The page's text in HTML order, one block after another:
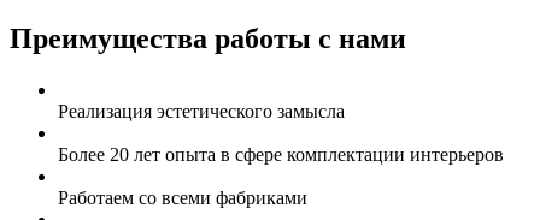
Преимущества работы с нами
Реализация эстетического замысла
Более 20 лет опыта в сфере комплектации интерьеров
Работаем со всеми фабриками